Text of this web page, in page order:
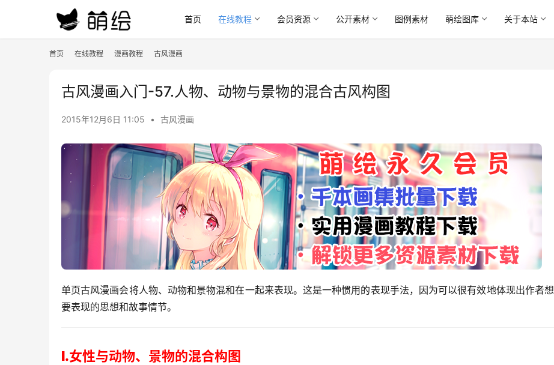
首页 在线教程 会员资源 公开素材 图例素材 萌绘图库 关于本站
首页 在线教程 漫画教程 古风漫画
古风漫画入门-57.人物、动物与景物的混合古风构图
2015年12月6日 11:05 • 古风漫画
单页古风漫画会将人物、动物和景物混和在一起来表现。这是一种惯用的表现手法，因为可以很有效地体现出作者想
要表现的思想和故事情节。
Ⅰ.女性与动物、景物的混合构图